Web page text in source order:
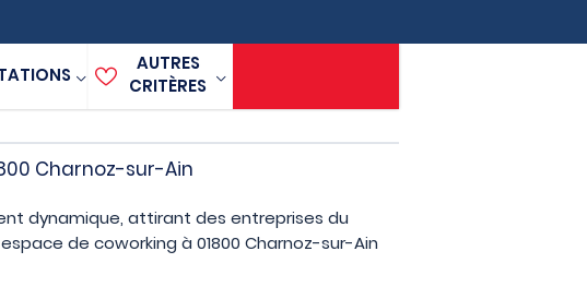
AUTRES
CRITÈRES
Charnoz-sur-Ain
dynamique, attirant des entreprises du
de coworking à 01800 Charnoz-sur-Ain